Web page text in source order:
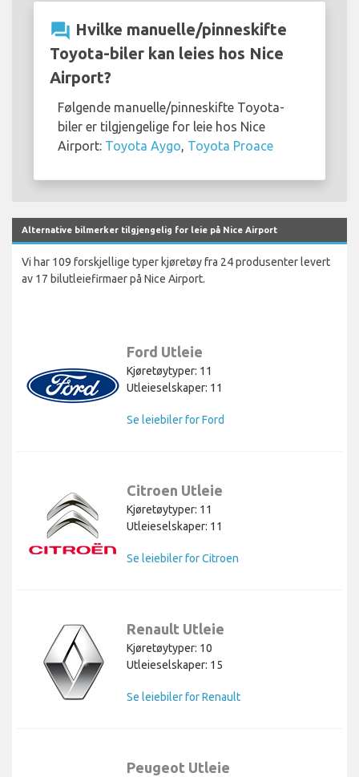
question_answer Hvilke manuelle/pinneskifte
Toyota-biler kan leies hos Nice
Airport?
Følgende manuelle/pinneskifte Toyota-
biler er tilgjengelige for leie hos Nice
Airport: Toyota Aygo, Toyota Proace
Alternative bilmerker tilgjengelig for leie på Nice Airport
Vi har 109 forskjellige typer kjøretøy fra 24 produsenter levert
av 17 bilutleiefirmaer på Nice Airport.
Ford Utleie
Kjøretøytyper: 11
Utleieselskaper: 11
Se leiebiler for Ford
Citroen Utleie
Kjøretøytyper: 11
Utleieselskaper: 11
Se leiebiler for Citroen
Renault Utleie
Kjøretøytyper: 10
Utleieselskaper: 15
Se leiebiler for Renault
Peugeot Utleie